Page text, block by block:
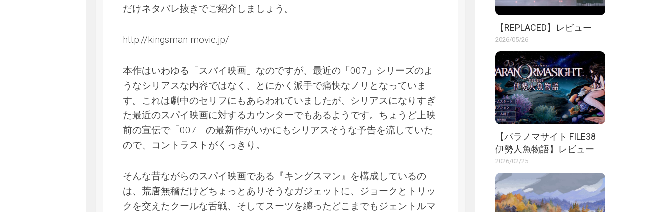
だけネタバレ抜きでご紹介しましょう。
http://kingsman-movie.jp/
本作はいわゆる「スパイ映画」なのですが、最近の「007」シリーズのよ
うなシリアスな内容ではなく、とにかく派手で痛快なノリとなっていま
す。これは劇中のセリフにもあらわれていましたが、シリアスになりすぎ
た最近のスパイ映画に対するカウンターでもあるようです。ちょうど上映
前の宣伝で「007」の最新作がいかにもシリアスそうな予告を流していた
ので、コントラストがくっきり。
そんな昔ながらのスパイ映画である『キングスマン』を構成しているの
は、荒唐無稽だけどちょっとありそうなガジェットに、ジョークとトリッ
クを交えたクールな舌戦、そしてスーツを纏ったどこまでもジェントルマ
【REPLACED】レビュー
2026/05/26
【パラノマサイト FILE38
伊勢人魚物語】レビュー
2026/02/25